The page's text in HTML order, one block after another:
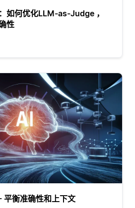
如何优化LLM-as-Judge ，
性
平衡准确性和上下文